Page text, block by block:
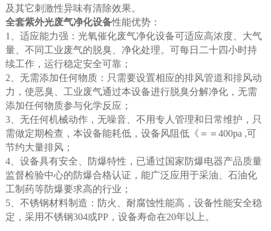
及其它刺激性异味有清除效果。
全套紫外光废气净化设备性能优势：
1、适应能力强：光氧催化废气净化设备可适应高浓度、大气
量、不同工业废气的脱臭、净化处理。可每日二十四小时持
续工作，运行稳定安全可靠；
2、无需添加任何物质：只需要设置相应的排风管道和排风动
力，使恶臭、工业废气通过本设备进行脱臭分解净化，无需
添加任何物质参与化学反应；
3、无任何机械动作，无噪音、不用专人管理和日常维护，只
需做定期检查，本设备能耗低，设备风阻低《＝＝400pa ,可
节约大量排风；
4、设备具有安全、防爆特性，已通过国家防爆电器产品质量
监督检验中心的防爆合格认证，能广泛应用于采油、石油化
工制药等防爆要求高的行业；
5、不锈钢材料制造：防火、耐腐蚀性能高，设备性能安全稳
定，采用不锈钢304或PP，设备寿命在20年以上。